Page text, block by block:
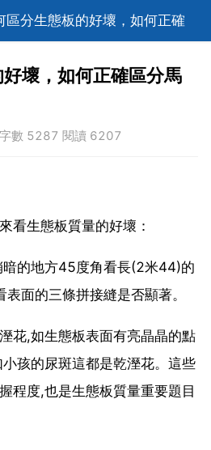
區分生態板的好壞，如何正確
壞，如何正確區分馬
數 5287 閱讀 6207
看生態板質量的好壞：
的地方45度角看長(2米44)的
面的三條拼接縫是否顯著。
花,如生態板表面有亮晶晶的點
孩的尿斑這都是乾溼花。這些
程度,也是生態板質量重要題目